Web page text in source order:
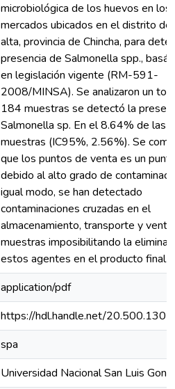
microbiológica de los huevos en los
mercados ubicados en el distrito de
alta, provincia de Chincha, para
presencia de Salmonella spp.,
en legislación vigente (RM-591-
2008/MINSA). Se analizaron un
184 muestras se detectó la
Salmonella sp. En el 8.64% de las
muestras (IC95%, 2.56%). Se
que los puntos de venta es un
debido al alto grado de
igual modo, se han detectado
contaminaciones cruzadas en el
almacenamiento, transporte y
muestras imposibilitando la
estos agentes en el producto final.
application/pdf
https://hdl.handle.net/
spa
Universidad Nacional San Luis